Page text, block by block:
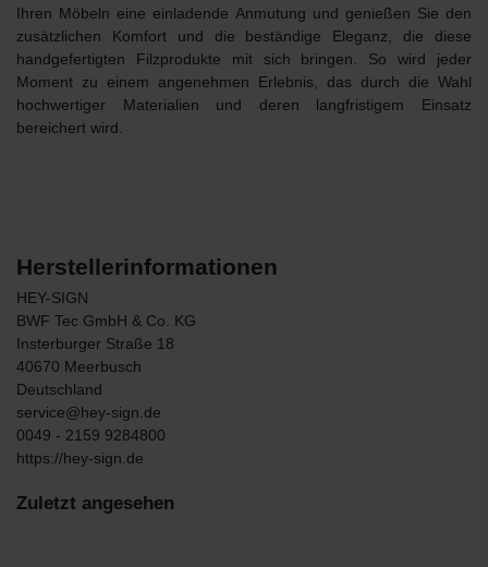
Ihren Möbeln eine einladende Anmutung und genießen Sie den
zusätzlichen Komfort und die beständige Eleganz, die diese
handgefertigten Filzprodukte mit sich bringen. So wird jeder
Moment zu einem angenehmen Erlebnis, das durch die Wahl
hochwertiger Materialien und deren langfristigem Einsatz
bereichert wird.
Herstellerinformationen
HEY-SIGN
BWF Tec GmbH & Co. KG
Insterburger Straße 18
40670 Meerbusch
Deutschland
service@hey-sign.de
0049 - 2159 9284800
https://hey-sign.de
Zuletzt angesehen